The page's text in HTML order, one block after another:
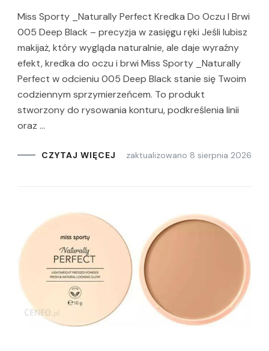
Miss Sporty _Naturally Perfect Kredka Do Oczu I Brwi
005 Deep Black – precyzja w zasięgu ręki Jeśli lubisz
makijaż, który wygląda naturalnie, ale daje wyraźny
efekt, kredka do oczu i brwi Miss Sporty _Naturally
Perfect w odcieniu 005 Deep Black stanie się Twoim
codziennym sprzymierzeńcem. To produkt
stworzony do rysowania konturu, podkreślenia linii
oraz …
CZYTAJ WIĘCEJ zaktualizowano 8 sierpnia 2026